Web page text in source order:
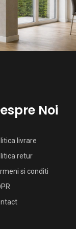
Noi
livrare
retur
si conditi